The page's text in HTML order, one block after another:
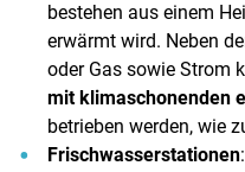
bestehen aus einem
erwärmt wird. Neben
oder Gas sowie Strom
mit klimaschonenden
betrieben werden, wie
Frischwasserstationen